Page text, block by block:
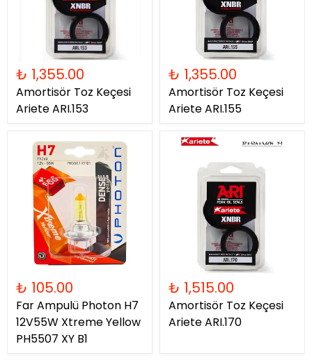
₺ 1,355.00
Amortisör Toz Keçesi
Ariete ARI.153
₺ 1,355.00
Amortisör Toz Keçesi
Ariete ARI.155
₺ 105.00
Far Ampulü Photon H7
12V55W Xtreme Yellow
PH5507 XY B1
₺ 1,515.00
Amortisör Toz Keçesi
Ariete ARI.170